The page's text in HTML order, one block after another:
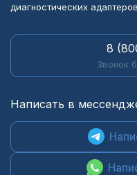
диагностических
8
Звонок
Написать в